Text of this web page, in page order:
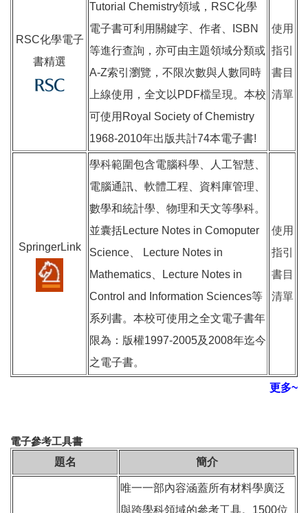
RSC化學電子
書精選
Tutorial Chemistry領域，RSC化學
電子書可利用關鍵字、作者、ISBN
等進行查詢，亦可由主題領域分類或
A-Z索引瀏覽，不限次數與人數同時
上線使用，全文以PDF檔呈現。本校
可使用Royal Society of Chemistry
1968-2010年出版共計74本電子書!
使用
指引
書目
清單
SpringerLink
學科範圍包含電腦科學、人工智慧、
電腦通訊、軟體工程、資料庫管理、
數學和統計學、物理和天文等學科。
並囊括Lecture Notes in Comoputer
Science、 Lecture Notes in
Mathematics、Lecture Notes in
Control and Information Sciences等
系列書。本校可使用之全文電子書年
限為：版權1997-2005及2008年迄今
之電子書。
使用
指引
書目
清單
更多~
電子參考工具書
題名
簡介
唯一一部內容涵蓋所有材料學廣泛
與跨學科領域的參考工具。1500位